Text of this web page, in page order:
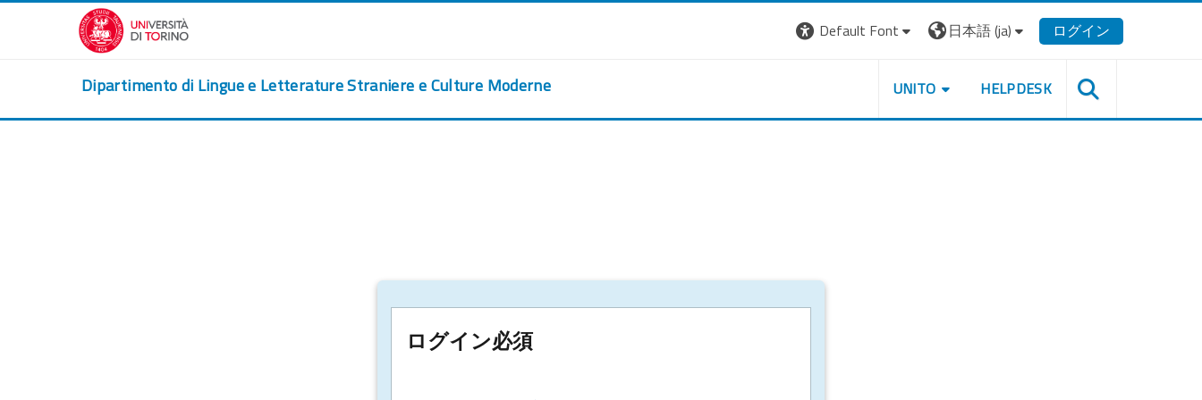
メインコンテンツへスキップする
Default Font
日本語 ‎(ja)‎ ログイン
Dipartimento di Lingue e Letterature Straniere e Culture Moderne UNITO HELPDESK
ログイン必須